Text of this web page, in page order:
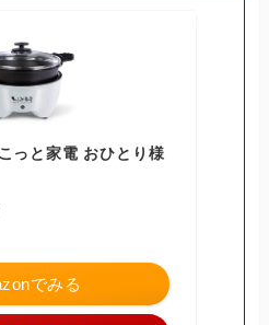
っと家電 おひとり様
でみる